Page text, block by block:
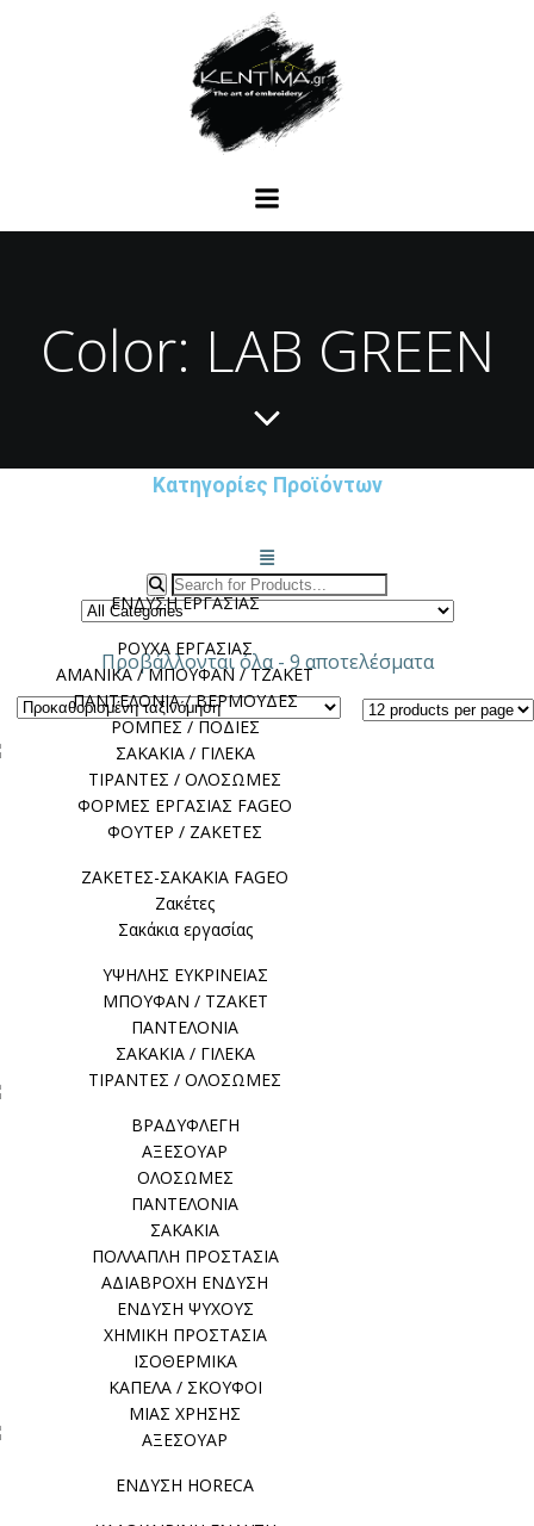
Skip
to
content
Color: LAB GREEN
Κατηγορίες Προϊόντων
Μενού
ΕΝΔΥΣΗ ΕΡΓΑΣΙΑΣ
ΡΟΥΧΑ ΕΡΓΑΣΙΑΣ
ΑΜΑΝΙΚΑ / ΜΠΟΥΦΑΝ / ΤΖΑΚΕΤ
ΠΑΝΤΕΛΟΝΙΑ / ΒΕΡΜΟΥΔΕΣ
ΡΟΜΠΕΣ / ΠΟΔΙΕΣ
ΣΑΚΑΚΙΑ / ΓΙΛΕΚΑ
ΤΙΡΑΝΤΕΣ / ΟΛΟΣΩΜΕΣ
ΦΟΡΜΕΣ ΕΡΓΑΣΙΑΣ FAGEO
ΦΟΥΤΕΡ / ΖΑΚΕΤΕΣ
ΖΑΚΕΤΕΣ-ΣΑΚΑΚΙΑ FAGEO
Ζακέτες
Σακάκια εργασίας
ΥΨΗΛΗΣ ΕΥΚΡΙΝΕΙΑΣ
ΜΠΟΥΦΑΝ / ΤΖΑΚΕΤ
ΠΑΝΤΕΛΟΝΙΑ
ΣΑΚΑΚΙΑ / ΓΙΛΕΚΑ
ΤΙΡΑΝΤΕΣ / ΟΛΟΣΩΜΕΣ
ΒΡΑΔΥΦΛΕΓΗ
ΑΞΕΣΟΥΑΡ
ΟΛΟΣΩΜΕΣ
ΠΑΝΤΕΛΟΝΙΑ
ΣΑΚΑΚΙΑ
ΠΟΛΛΑΠΛΗ ΠΡΟΣΤΑΣΙΑ
ΑΔΙΑΒΡΟΧΗ ΕΝΔΥΣΗ
ΕΝΔΥΣΗ ΨΥΧΟΥΣ
ΧΗΜΙΚΗ ΠΡΟΣΤΑΣΙΑ
ΙΣΟΘΕΡΜΙΚΑ
ΚΑΠΕΛΑ / ΣΚΟΥΦΟΙ
ΜΙΑΣ ΧΡΗΣΗΣ
ΑΞΕΣΟΥΑΡ
ΕΝΔΥΣΗ HORECA
Προβάλλονται όλα - 9 αποτελέσματα